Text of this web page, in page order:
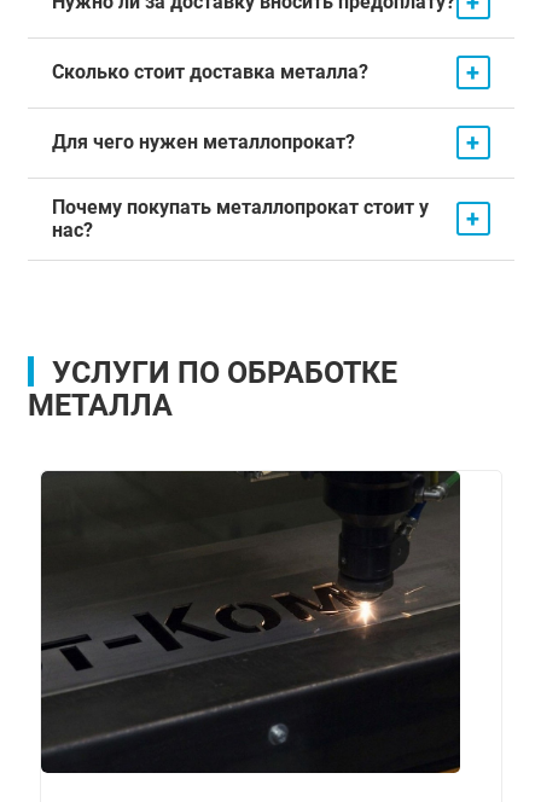
Сколько стоит доставка металла? +
Для чего нужен металлопрокат? +
Почему покупать металлопрокат стоит у
нас?
+
УСЛУГИ ПО ОБРАБОТКЕ
МЕТАЛЛА